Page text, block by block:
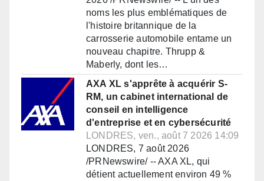
noms les plus emblématiques de
l'histoire britannique de la
carrosserie automobile entame un
nouveau chapitre. Thrupp &
Maberly, dont les…
AXA XL s'apprête à acquérir S-
RM, un cabinet international de
conseil en intelligence
d'entreprise et en cybersécurité
LONDRES, ven., août 7 2026 14:09
LONDRES, 7 août 2026
/PRNewswire/ -- AXA XL, qui
détient actuellement environ 49 %